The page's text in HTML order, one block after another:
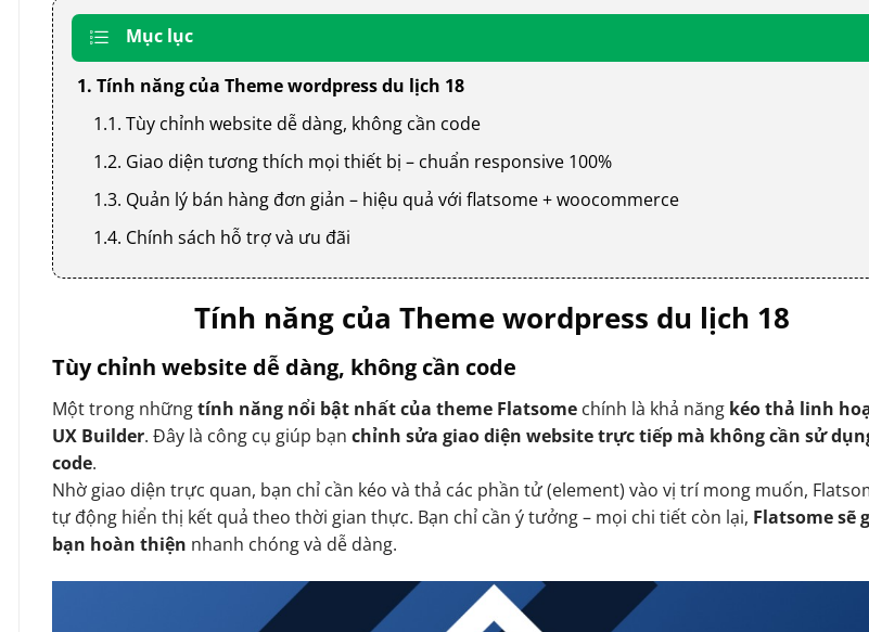
Mục lục
1. Tính năng của Theme wordpress du lịch 18
1.1. Tùy chỉnh website dễ dàng, không cần code
1.2. Giao diện tương thích mọi thiết bị – chuẩn responsive 100%
1.3. Quản lý bán hàng đơn giản – hiệu quả với flatsome + woocommerce
1.4. Chính sách hỗ trợ và ưu đãi
Tính năng của Theme wordpress du lịch 18
Tùy chỉnh website dễ dàng, không cần code
Một trong nhữngtính năng nổi bật nhất của theme Flatsome chính là khả năng kéo thả linh
UX Builder. Đây là công cụ giúp bạn chỉnh sửa giao diện website trực tiếp mà không cần sử
code.
Nhờ giao diện trực quan, bạn chỉ cần kéo và thả các phần tử (element) vào vị trí mong muốn,
tự động hiển thị kết quả theo thời gian thực. Bạn chỉ cần ý tưởng – mọi chi tiết còn lại, Flatsome sẽ
bạn hoàn thiện nhanh chóng và dễ dàng.